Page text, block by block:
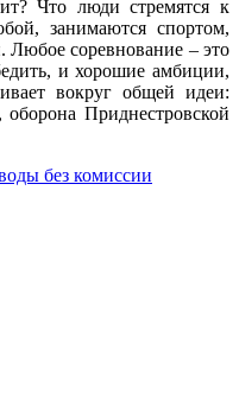
Что люди стремятся к
занимаются спортом,
Любое соревнование – это
и хорошие амбиции,
вокруг общей идеи:
оборона Приднестровской